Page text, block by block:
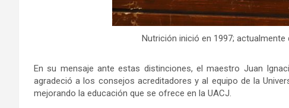
Nutrición inició en 1997;
En su mensaje ante estas distinciones, el maestro Juan
agradeció a los consejos acreditadores y al equipo de la
mejorando la educación que se ofrece en la UACJ.